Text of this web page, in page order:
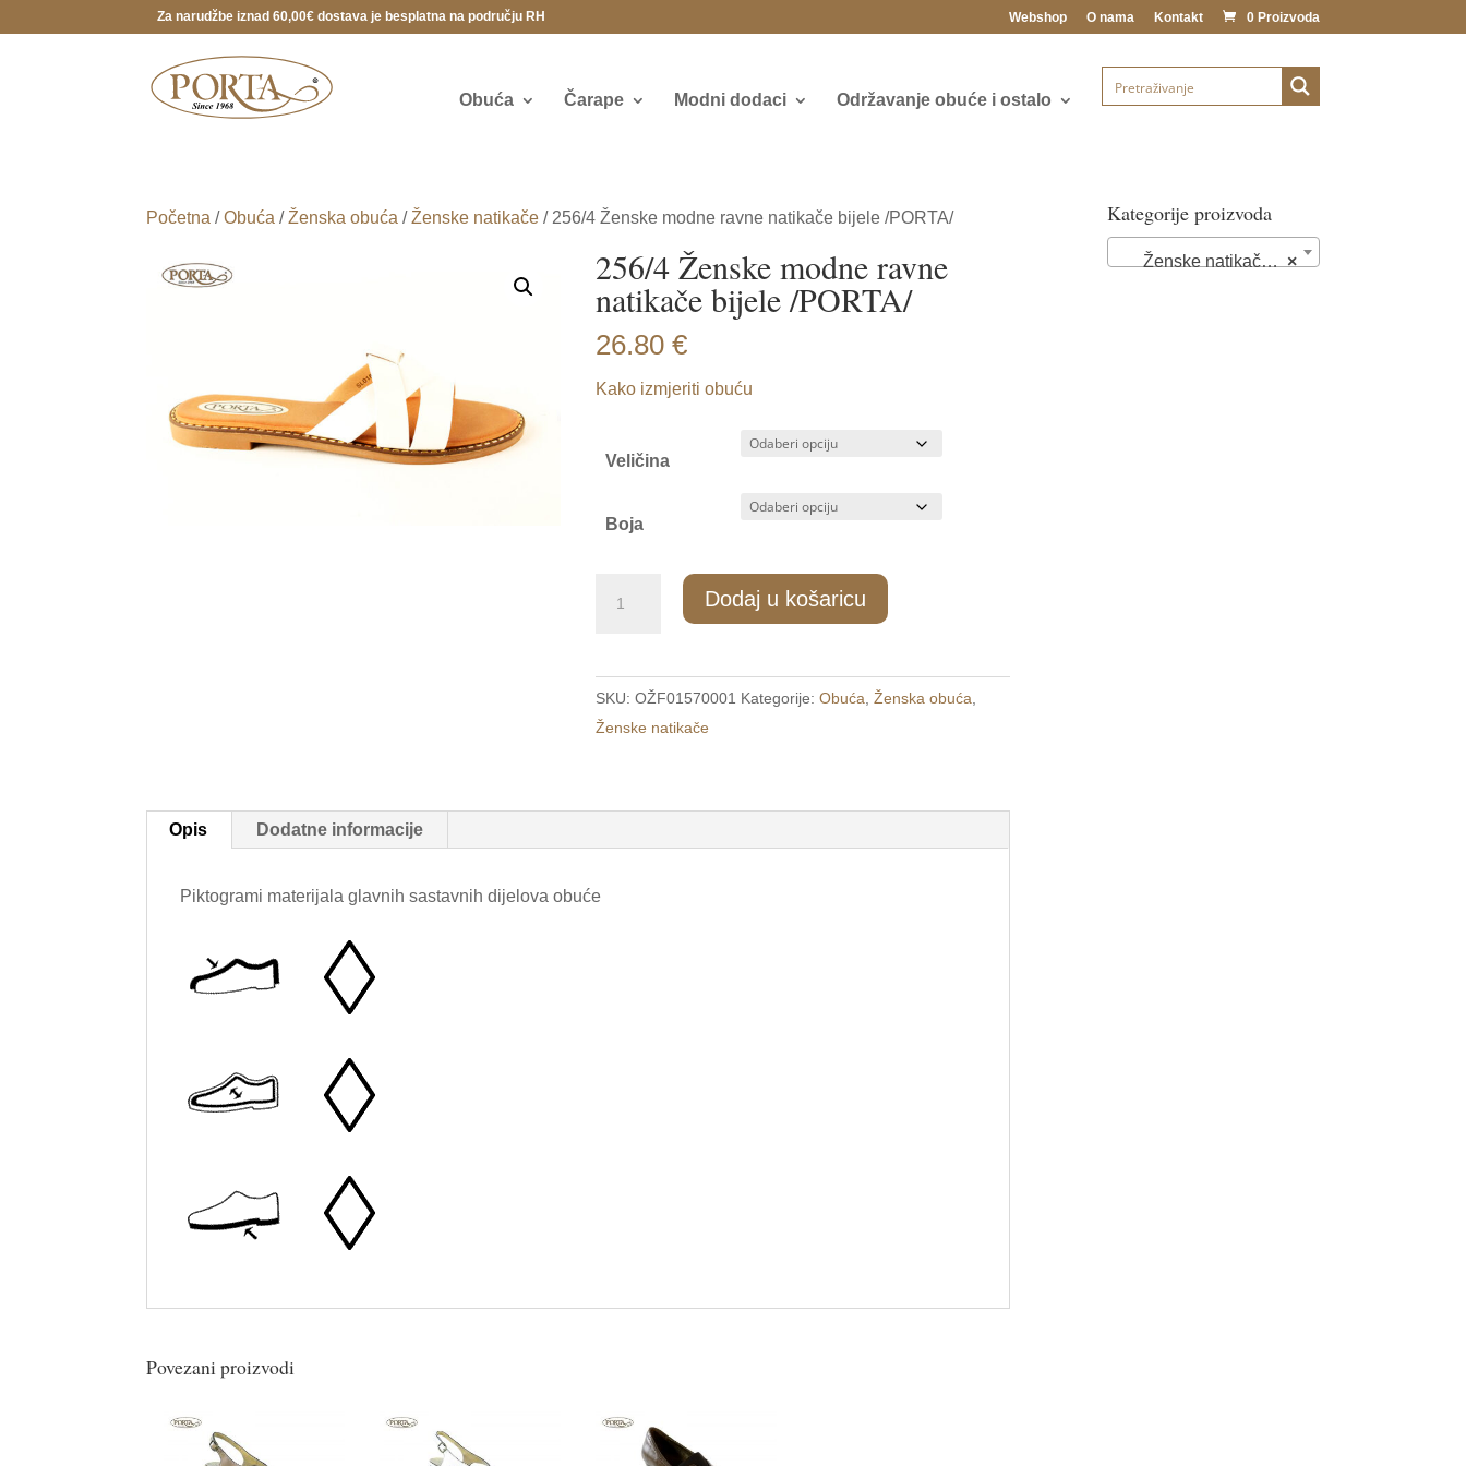
Za narudžbe iznad 60,00€ dostava je besplatna na području RH Webshop O nama Kontakt 0 Proizvoda
Obuća Čarape Modni dodaci Održavanje obuće i ostalo
Početna /Obuća /Ženska obuća /Ženske natikače / 256/4 Ženske modne ravne natikače bijele /PORTA/
256/4 Ženske modne ravne
natikače bijele /PORTA/
26.80€
Kako izmjeriti obuću
Veličina
Boja
ravne
natikače
bijele
Dodaj u košaricu
SKU:OŽF01570001 Kategorije:Obuća ,Ženska obuća
Ženske natikače
Opis Dodatne informacije
Piktogrami materijala glavnih sastavnih dijelova obuće
Povezani proizvodi
Kategorije proizvoda
×
Ženske natikače (72)